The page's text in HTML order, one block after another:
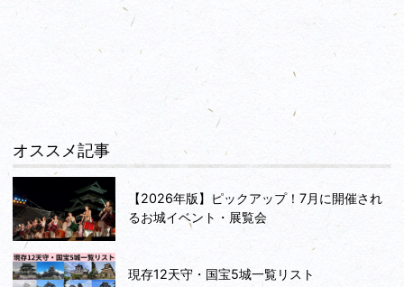
オススメ記事
【2026年版】ピックアップ！7月に開催され
るお城イベント・展覧会
現存12天守・国宝5城一覧リスト